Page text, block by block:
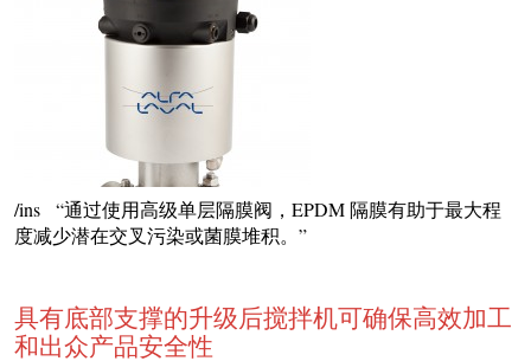
/ins “通过使用高级单层隔膜阀，EPDM 隔膜有助于最大程
度减少潜在交叉污染或菌膜堆积。”
具有底部支撑的升级后搅拌机可确保高效加工
和出众产品安全性